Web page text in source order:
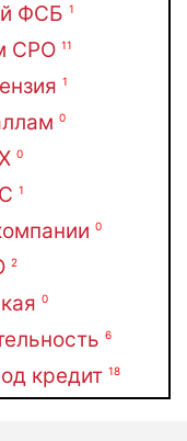
ФСБ 1
СРО 11
1
0
0
1
0
2
0
6
кредит 18